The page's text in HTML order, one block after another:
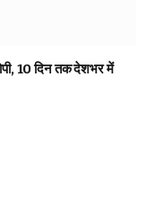
10 दिन तक देशभर में